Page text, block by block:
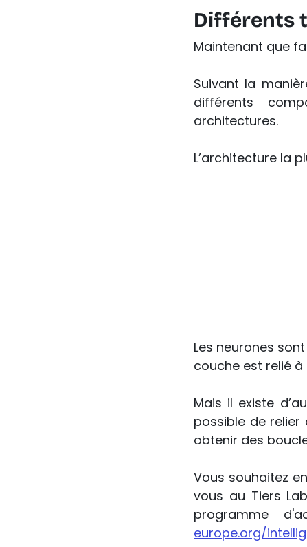
Différents
Maintenant que
Suivant la
différents
architectures.
L’architecture la
Les neurones
couche est relié
Mais il existe
possible de
obtenir des
Vous souhaitez
vous au Tiers
programme
europe.org/